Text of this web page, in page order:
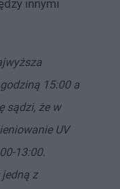
innymi
15:00 a
sądzi, że w
UV
13:00.
z